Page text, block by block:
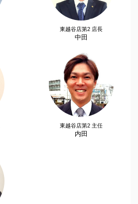
東越谷店第2 店長
中田
東越谷店第2 主任
内田